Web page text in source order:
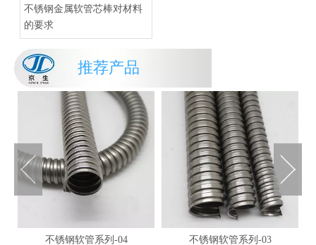
不锈钢金属软管芯棒对材料
的要求
推荐产品
不锈钢软管系列-04 不锈钢软管系列-03